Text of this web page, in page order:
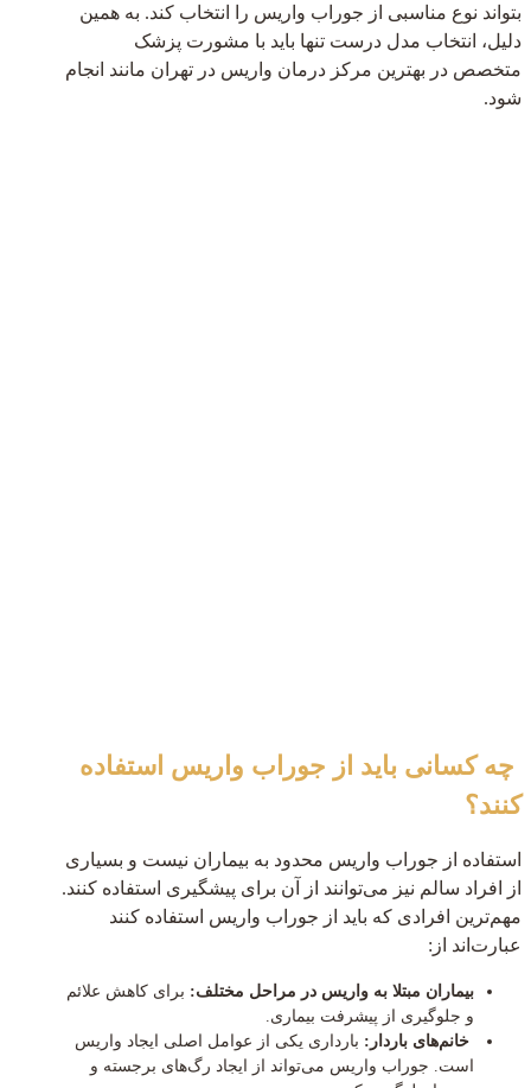
بتواند نوع مناسبی از جوراب واریس را انتخاب کند. به همین
دلیل، انتخاب مدل درست تنها باید با مشورت پزشک
متخصص در بهترین مرکز درمان واریس در تهران مانند انجام
شود.
چه کسانی باید از جوراب واریس استفاده
کنند؟
استفاده از جوراب واریس محدود به بیماران نیست و بسیاری
از افراد سالم نیز می‌توانند از آن برای پیشگیری استفاده کنند.
مهم‌ترین افرادی که باید از جوراب واریس استفاده کنند
عبارت‌اند از:
بیماران مبتلا به واریس در مراحل مختلف: برای کاهش علائم
و جلوگیری از پیشرفت بیماری.
خانم‌های باردار: بارداری یکی از عوامل اصلی ایجاد واریس
است. جوراب واریس می‌تواند از ایجاد رگ‌های برجسته و